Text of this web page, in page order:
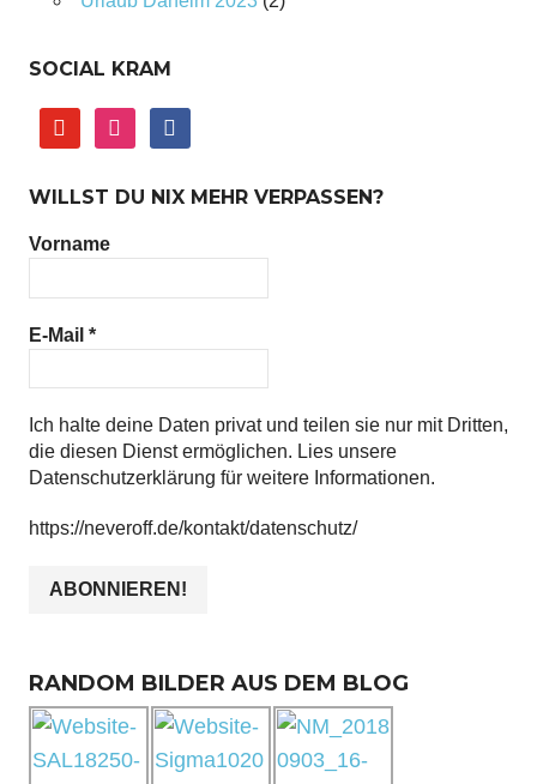
SOCIAL KRAM
youtube instagramfacebook
WILLST DU NIX MEHR VERPASSEN?
Vorname
E-Mail *
Ich halte deine Daten privat und teilen sie nur mit Dritten,
die diesen Dienst ermöglichen. Lies unsere
Datenschutzerklärung für weitere Informationen.
https://neveroff.de/kontakt/datenschutz/
RANDOM BILDER AUS DEM BLOG